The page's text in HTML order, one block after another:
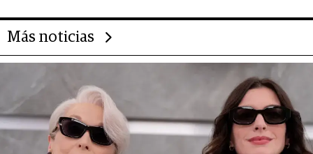
Más noticias